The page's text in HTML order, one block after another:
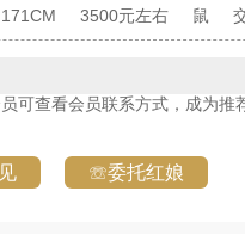
171CM 3500元左右 鼠
可查看会员联系方式，成为推
☏委托红娘